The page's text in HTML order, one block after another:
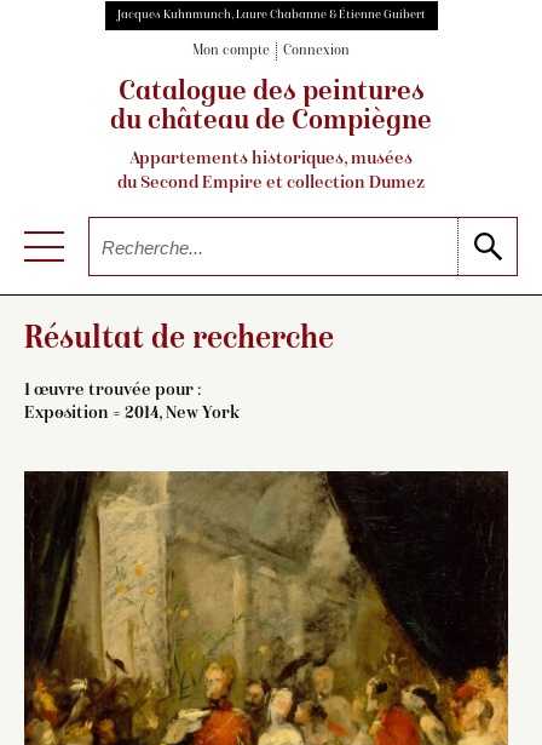
Jacques Kuhnmunch, Laure Chabanne & Étienne Guibert
Mon compte Connexion
Catalogue des peintures
du château de Compiègne
Appartements historiques, musées
du Second Empire et collection Dumez
Résultat de recherche
1 œuvre trouvée pour :
Exposition = 2014, New York